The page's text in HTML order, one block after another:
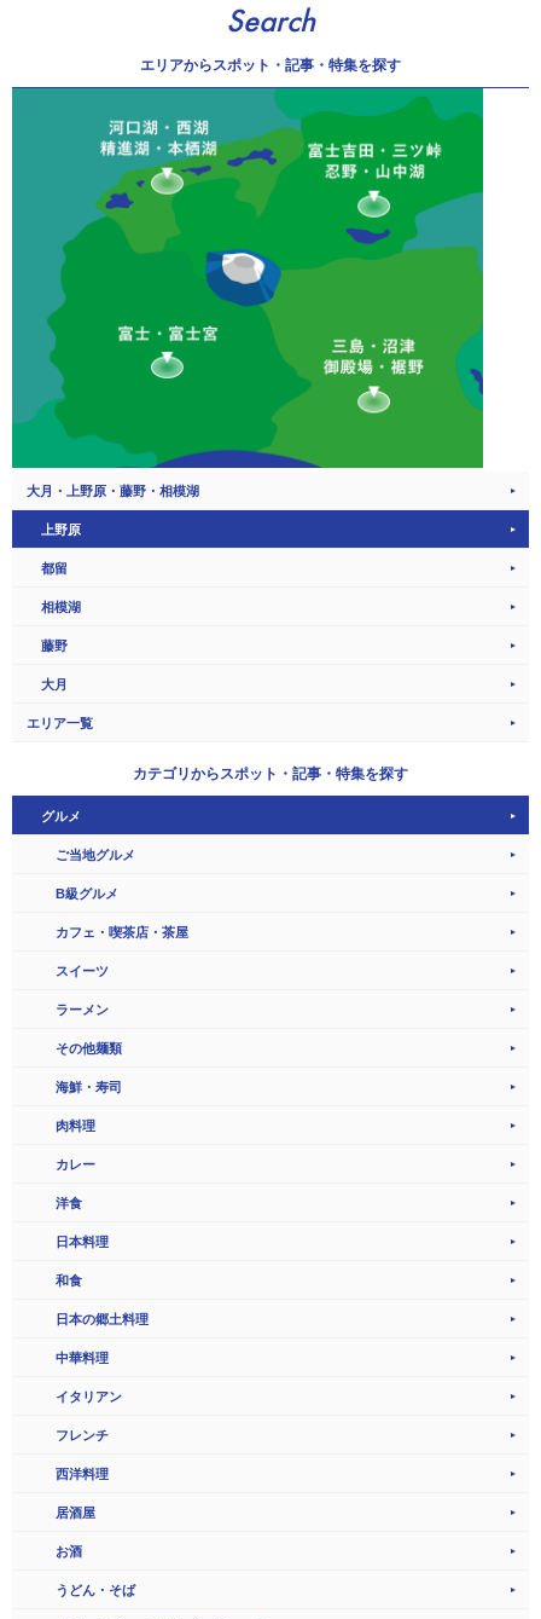
Search
エリアからスポット・記事・特集を探す
大月・上野原・藤野・相模湖
上野原
都留
相模湖
藤野
大月
エリア一覧
カテゴリからスポット・記事・特集を探す
グルメ
ご当地グルメ
B級グルメ
カフェ・喫茶店・茶屋
スイーツ
ラーメン
その他麺類
海鮮・寿司
肉料理
カレー
洋食
日本料理
和食
日本の郷土料理
中華料理
イタリアン
フレンチ
西洋料理
居酒屋
お酒
うどん・そば